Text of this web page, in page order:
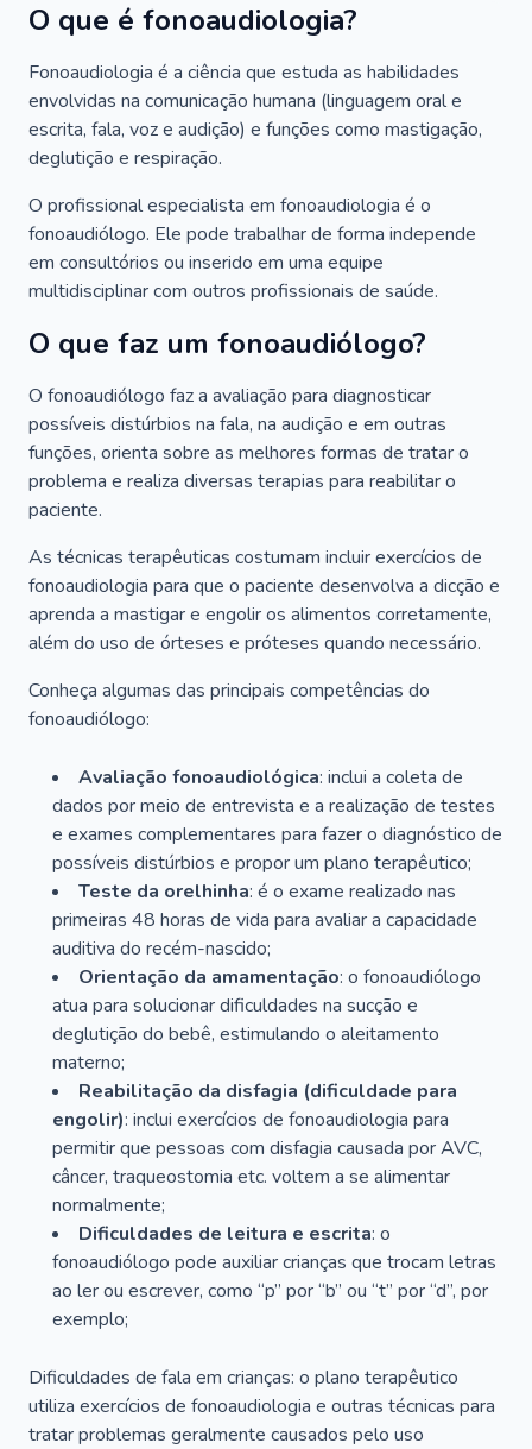
O que é fonoaudiologia?
Fonoaudiologia é a ciência que estuda as habilidades
envolvidas na comunicação humana (linguagem oral e
escrita, fala, voz e audição) e funções como mastigação,
deglutição e respiração.
O profissional especialista em fonoaudiologia é o
fonoaudiólogo. Ele pode trabalhar de forma independe
em consultórios ou inserido em uma equipe
multidisciplinar com outros profissionais de saúde.
O que faz um fonoaudiólogo?
O fonoaudiólogo faz a avaliação para diagnosticar
possíveis distúrbios na fala, na audição e em outras
funções, orienta sobre as melhores formas de tratar o
problema e realiza diversas terapias para reabilitar o
paciente.
As técnicas terapêuticas costumam incluir exercícios de
fonoaudiologia para que o paciente desenvolva a dicção e
aprenda a mastigar e engolir os alimentos corretamente,
além do uso de órteses e próteses quando necessário.
Conheça algumas das principais competências do
fonoaudiólogo:
Avaliação fonoaudiológica: inclui a coleta de
dados por meio de entrevista e a realização de testes
e exames complementares para fazer o diagnóstico de
possíveis distúrbios e propor um plano terapêutico;
Teste da orelhinha: é o exame realizado nas
primeiras 48 horas de vida para avaliar a capacidade
auditiva do recém-nascido;
Orientação da amamentação: o fonoaudiólogo
atua para solucionar dificuldades na sucção e
deglutição do bebê, estimulando o aleitamento
materno;
Reabilitação da disfagia (dificuldade para
engolir): inclui exercícios de fonoaudiologia para
permitir que pessoas com disfagia causada por AVC,
câncer, traqueostomia etc. voltem a se alimentar
normalmente;
Dificuldades de leitura e escrita: o
fonoaudiólogo pode auxiliar crianças que trocam letras
ao ler ou escrever, como “p” por “b” ou “t” por “d”, por
exemplo;
Dificuldades de fala em crianças: o plano terapêutico
utiliza exercícios de fonoaudiologia e outras técnicas para
tratar problemas geralmente causados pelo uso